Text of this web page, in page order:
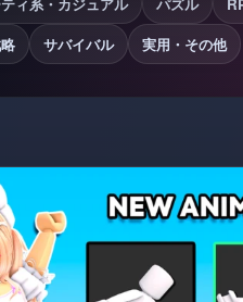
サバイバル 実用・その他